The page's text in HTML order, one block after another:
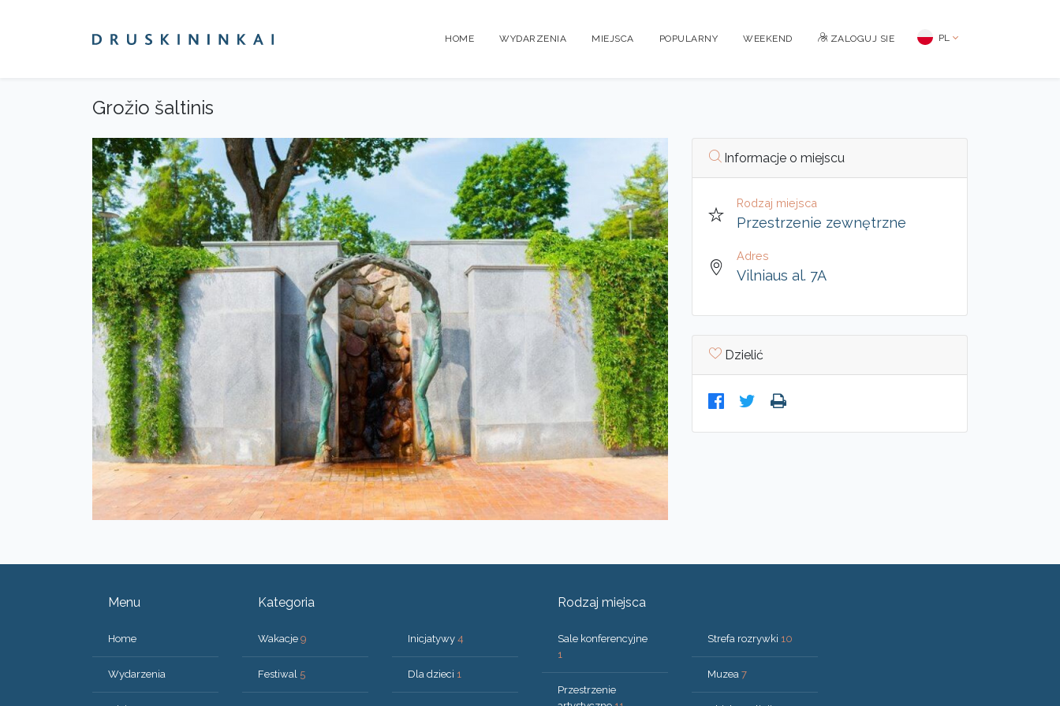
HOME WYDARZENIA MIEJSCA POPULARNY WEEKEND ZALOGUJ SIE PL
Grožio šaltinis
Informacje o miejscu
Rodzaj miejsca
Przestrzenie zewnętrzne
Adres
Vilniaus al. 7A
Dzielić
Menu
Home
Wydarzenia
Kategoria
Wakacje 9
Festiwal 5
Inicjatywy 4
Dla dzieci 1
Rodzaj miejsca
Sale konferencyjne
1
Przestrzenie
Strefa rozrywki 10
Muzea 7